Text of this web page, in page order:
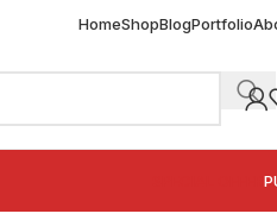
HomeShopBlogPortfolio